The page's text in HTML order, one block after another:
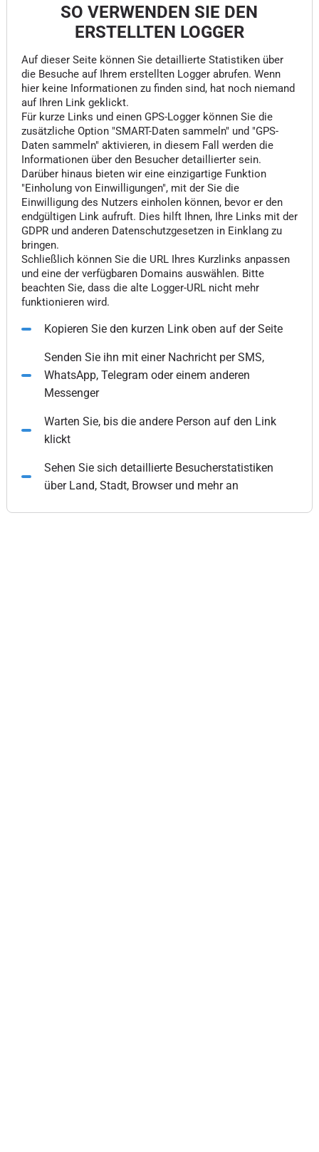
SO VERWENDEN SIE DEN
ERSTELLTEN LOGGER
Auf dieser Seite können Sie detaillierte Statistiken über
die Besuche auf Ihrem erstellten Logger abrufen. Wenn
hier keine Informationen zu finden sind, hat noch niemand
auf Ihren Link geklickt.
Für kurze Links und einen GPS-Logger können Sie die
zusätzliche Option "SMART-Daten sammeln" und "GPS-
Daten sammeln" aktivieren, in diesem Fall werden die
Informationen über den Besucher detaillierter sein.
Darüber hinaus bieten wir eine einzigartige Funktion
"Einholung von Einwilligungen", mit der Sie die
Einwilligung des Nutzers einholen können, bevor er den
endgültigen Link aufruft. Dies hilft Ihnen, Ihre Links mit der
GDPR und anderen Datenschutzgesetzen in Einklang zu
bringen.
Schließlich können Sie die URL Ihres Kurzlinks anpassen
und eine der verfügbaren Domains auswählen. Bitte
beachten Sie, dass die alte Logger-URL nicht mehr
funktionieren wird.
Kopieren Sie den kurzen Link oben auf der Seite
Senden Sie ihn mit einer Nachricht per SMS,
WhatsApp, Telegram oder einem anderen
Messenger
Warten Sie, bis die andere Person auf den Link
klickt
Sehen Sie sich detaillierte Besucherstatistiken
über Land, Stadt, Browser und mehr an